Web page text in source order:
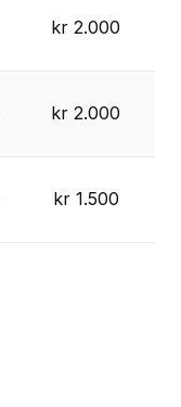
kr 2.000
kr 2.000
kr 1.500